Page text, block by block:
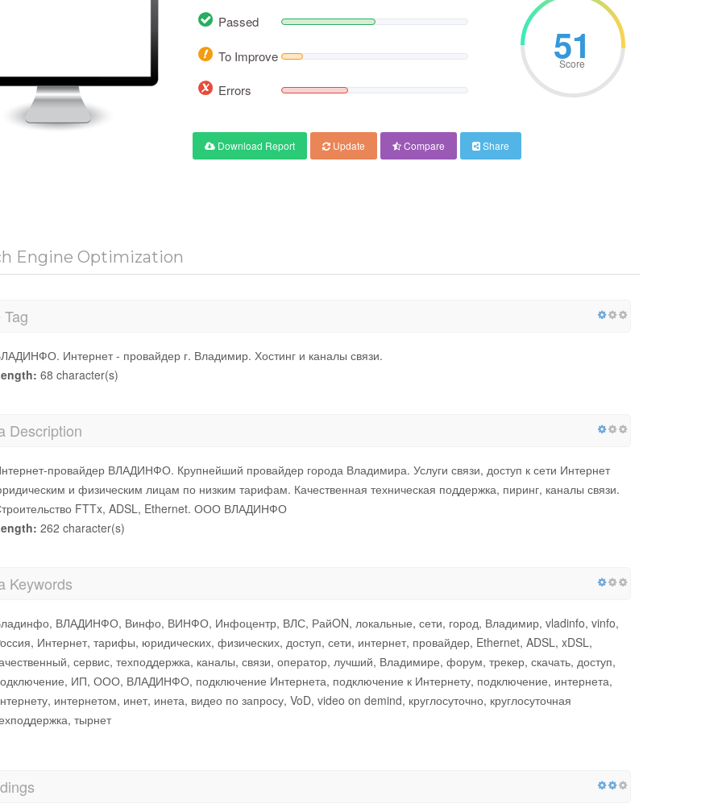
Passed
To Improve
Errors
51
Score
Download Report Update Compare Share
Engine Optimization
Интернет - провайдер г. Владимир. Хостинг и каналы связи.
68 character(s)
Description
провайдер ВЛАДИНФО. Крупнейший провайдер города Владимира. Услуги связи, доступ к сети Интернет
и физическим лицам по низким тарифам. Качественная техническая поддержка, пиринг, каналы связи.
FTTx, ADSL, Ethernet. ООО ВЛАДИНФО
262 character(s)
Keywords
ВЛАДИНФО, Винфо, ВИНФО, Инфоцентр, ВЛС, РайON, локальные, сети, город, Владимир, vladinfo, vinfo,
Интернет, тарифы, юридических, физических, доступ, сети, интернет, провайдер, Ethernet, ADSL, xDSL,
сервис, техподдержка, каналы, связи, оператор, лучший, Владимире, форум, трекер, скачать, доступ,
ИП, ООО, ВЛАДИНФО, подключение Интернета, подключение к Интернету, подключение, интернета,
интернетом, инет, инета, видео по запросу, VoD, video on demind, круглосуточно, круглосуточная
тырнет